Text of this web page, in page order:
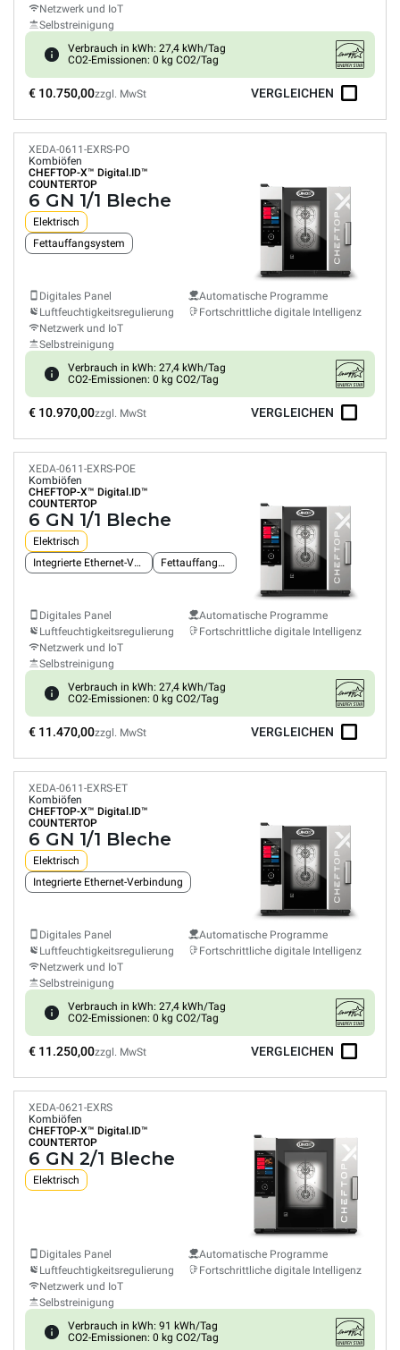
Netzwerk und IoT
Selbstreinigung
Verbrauch in kWh: 27,4 kWh/Tag
CO2-Emissionen: 0 kg CO2/Tag
€ 10.750,00zzgl. MwSt VERGLEICHEN
XEDA-0611-EXRS-PO
Kombiöfen
CHEFTOP-X™ Digital.ID™
COUNTERTOP
6 GN 1/1 Bleche
Elektrisch
Fettauffangsystem
Digitales Panel
Luftfeuchtigkeitsregulierung
Netzwerk und IoT
Selbstreinigung
Automatische Programme
Fortschrittliche digitale Intelligenz
Verbrauch in kWh: 27,4 kWh/Tag
CO2-Emissionen: 0 kg CO2/Tag
€ 10.970,00zzgl. MwSt VERGLEICHEN
XEDA-0611-EXRS-POE
Kombiöfen
CHEFTOP-X™ Digital.ID™
COUNTERTOP
6 GN 1/1 Bleche
Elektrisch
Integrierte Ethernet-Verbindung
Fettauffangsystem
Digitales Panel
Luftfeuchtigkeitsregulierung
Netzwerk und IoT
Selbstreinigung
Automatische Programme
Fortschrittliche digitale Intelligenz
Verbrauch in kWh: 27,4 kWh/Tag
CO2-Emissionen: 0 kg CO2/Tag
€ 11.470,00zzgl. MwSt VERGLEICHEN
XEDA-0611-EXRS-ET
Kombiöfen
CHEFTOP-X™ Digital.ID™
COUNTERTOP
6 GN 1/1 Bleche
Elektrisch
Integrierte Ethernet-Verbindung
Digitales Panel
Luftfeuchtigkeitsregulierung
Netzwerk und IoT
Selbstreinigung
Automatische Programme
Fortschrittliche digitale Intelligenz
Verbrauch in kWh: 27,4 kWh/Tag
CO2-Emissionen: 0 kg CO2/Tag
€ 11.250,00zzgl. MwSt VERGLEICHEN
XEDA-0621-EXRS
Kombiöfen
CHEFTOP-X™ Digital.ID™
COUNTERTOP
6 GN 2/1 Bleche
Elektrisch
Digitales Panel
Luftfeuchtigkeitsregulierung
Netzwerk und IoT
Selbstreinigung
Automatische Programme
Fortschrittliche digitale Intelligenz
Verbrauch in kWh: 91 kWh/Tag
CO2-Emissionen: 0 kg CO2/Tag